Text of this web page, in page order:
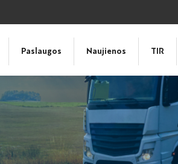
Paslaugos Naujienos TIR